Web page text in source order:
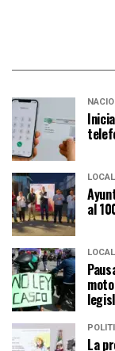
LOCAL
al
LOCAL
La